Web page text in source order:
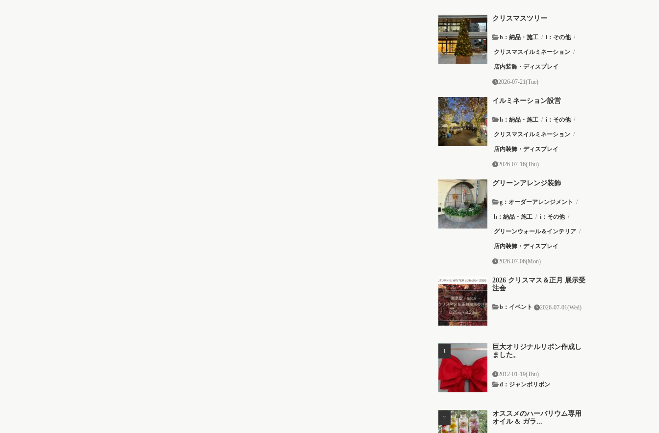
クリスマスツリー
h：納品・施工 / i：その他 /
クリスマスイルミネーション /
店内装飾・ディスプレイ
2026-07-21(Tue)
イルミネーション設営
h：納品・施工 / i：その他 /
クリスマスイルミネーション /
店内装飾・ディスプレイ
2026-07-16(Thu)
グリーンアレンジ装飾
g：オーダーアレンジメント /
h：納品・施工 / i：その他 /
グリーンウォール＆インテリア /
店内装飾・ディスプレイ
2026-07-06(Mon)
2026 クリスマス＆正月 展示受
注会
b：イベント 2026-07-01(Wed)
巨大オリジナルリボン作成し
ました。
2012-01-19(Thu)
d：ジャンボリボン
オススメのハーバリウム専用
オイル & ガラ...